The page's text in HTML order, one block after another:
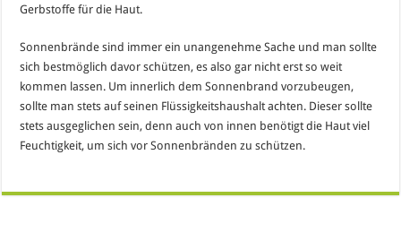
Gerbstoffe für die Haut.
Sonnenbrände sind immer ein unangenehme Sache und man sollte
sich bestmöglich davor schützen, es also gar nicht erst so weit
kommen lassen. Um innerlich dem Sonnenbrand vorzubeugen,
sollte man stets auf seinen Flüssigkeitshaushalt achten. Dieser sollte
stets ausgeglichen sein, denn auch von innen benötigt die Haut viel
Feuchtigkeit, um sich vor Sonnenbränden zu schützen.